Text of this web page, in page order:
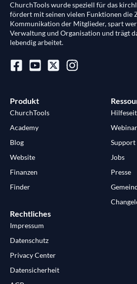
ChurchTools wurde speziell für das
fördert mit seinen vielen Funktionen die
Kommunikation der Mitglieder, spart
Verwaltung und Organisation und trägt
lebendig arbeitet.
Produkt
ChurchTools
Academy
Blog
Website
Finanzen
Finder
Support
Jobs
Presse
Rechtliches
Impressum
Datenschutz
Privacy Center
Datensicherheit